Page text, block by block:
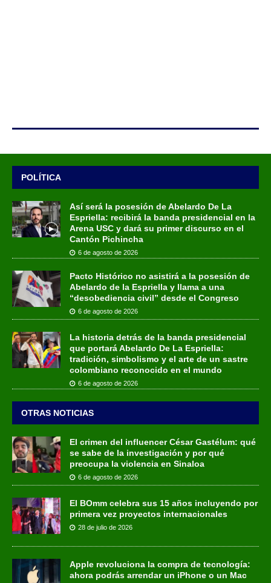
POLÍTICA
Así será la posesión de Abelardo De La
Espriella: recibirá la banda presidencial en la
Arena USC y dará su primer discurso en el
Cantón Pichincha
6 de agosto de 2026
Pacto Histórico no asistirá a la posesión de
Abelardo de la Espriella y llama a una
“desobediencia civil” desde el Congreso
6 de agosto de 2026
La historia detrás de la banda presidencial
que portará Abelardo De La Espriella:
tradición, simbolismo y el arte de un sastre
colombiano reconocido en el mundo
6 de agosto de 2026
OTRAS NOTICIAS
El crimen del influencer César Gastélum: qué
se sabe de la investigación y por qué
preocupa la violencia en Sinaloa
6 de agosto de 2026
El BOmm celebra sus 15 años incluyendo por
primera vez proyectos internacionales
28 de julio de 2026
Apple revoluciona la compra de tecnología:
ahora podrás arrendar un iPhone o un Mac